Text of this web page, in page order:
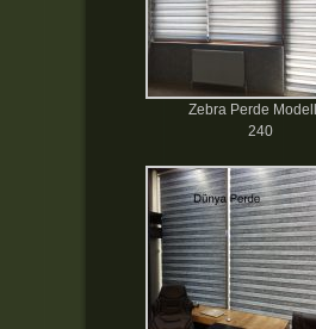
Zebra Perde
240